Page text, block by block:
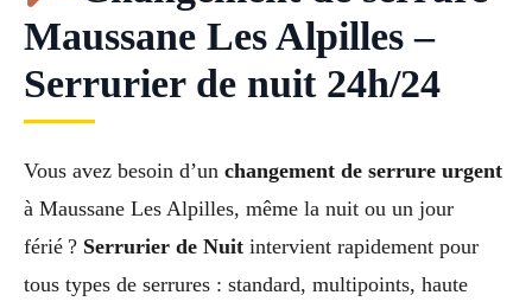
Maussane Les Alpilles –
Serrurier de nuit 24h/24
Vous avez besoin d’un changement de serrure urgent
à Maussane Les Alpilles, même la nuit ou un jour
férié ? Serrurier de Nuit intervient rapidement pour
tous types de serrures : standard, multipoints, haute